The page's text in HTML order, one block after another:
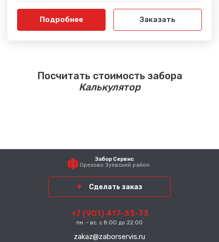
Подробнее Заказать
Посчитать стоимость забора
Калькулятор
Забор Сервис
Орехово Зуевский район
Сделать заказ
+7 (901) 417-33-73
пн. - вс. с 8:00 до 22:00
zakaz@zaborservis.ru